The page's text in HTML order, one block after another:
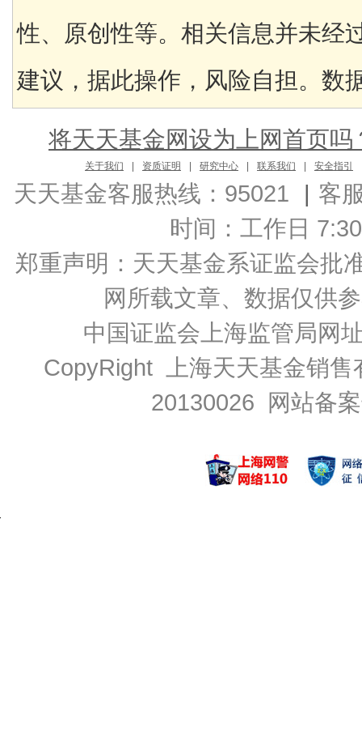
性、原创性等。相关信息并未经
建议，据此操作，风险自担。数
将天天基金网设为上网首页吗
关于我们 资质证明 研究中心 联系我们 安全指引
天天基金客服热线：95021 | 客
时间：工作日
郑重声明： 天天基金系证监会批
网所载文章、数据仅供
中国证监会上海监管局网
CopyRight 上海天天基金销
20130026 网站备